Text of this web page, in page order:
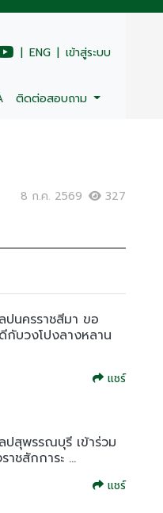
| ENG | เข้าสู่ระบบ
ติดต่อสอบถาม
8 ก.ค. 2569 327
นครราชสีมา ขอ
บวงโปงลางหลาน
แชร์
ปสุพรรณบุรี เข้าร่วม
าชสักการะ ...
แชร์